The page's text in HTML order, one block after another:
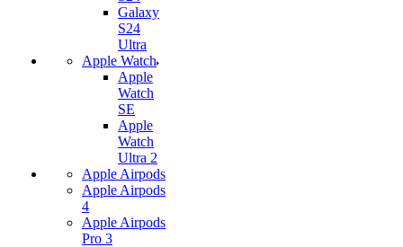
Galaxy
S24
Ultra
Apple Watch
Apple
Watch
SE
Apple
Watch
Ultra 2
Apple Airpods
Apple Airpods
4
Apple Airpods
Pro 3